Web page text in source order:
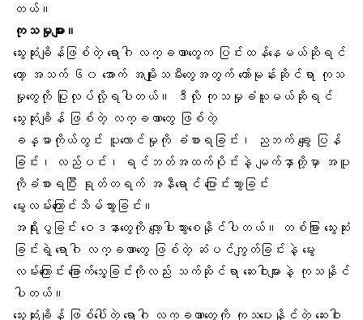
တယ်။
ကုသမှုများ။
သွေးဆုံးချိန်ဖြစ်တဲ့ ရောဂါ လက္ခဏာတွေက ပြင်းထန်နေမယ်ဆိုရင်
တော့ အသက် ၆၀ အောက် အမျိုးသမီးတွေအတွက် ဟော်မုန်းဆိုင်ရာ ကုသ
မှုတွေကို ပြုလုပ်လို့ရပါတယ်။ ဒီလို ကုသမှုခံယူမယ်ဆိုရင်
သွေးဆုံးချိန် ဖြစ်တဲ့ လက္ခဏာတွေ ဖြစ်တဲ့
ခန္ဓာကိုယ်တွင်း ပူလောင်မှုကို ခံစားရခြင်း၊ ညဘက် ချွေး ပြန်
ခြင်း၊ လည်ပင်း၊ ရင်ဘတ်အထက်ပိုင်းနဲ့ မျက်နှာတို့မှာ အပူ
ကိုခံစားရပြီး ရုတ်တရက် အနီရောင် ပြောင်းသွားခြင်း
မွေးလမ်းကြောင်းသိမ်သွားခြင်း။
အရိုးပွခြင်း ဝေဒနာတွေကို လျော့ပါးသွားစေနိုင်ပါတယ်။ တစ်ခြား သွေးဆုံး
ခြင်းရဲ့ ရောဂါ လက္ခဏာတွေ ဖြစ်တဲ့ ဆံပင်ကျွတ်ခြင်းနဲ့ မွေး
လမ်းကြောင်း ခြောက်သွေ့ခြင်းကိုလည်း သက်ဆိုင်ရာ ဆေးဝါးများနဲ့ ကုသနိုင်
ပါတယ်။
သွေးဆုံးချိန် ဖြစ်ပေါ်တဲ့ ရောဂါ လက္ခဏာတွေကို ကုသပေးနိုင်တဲ့ ဆေးဝါး